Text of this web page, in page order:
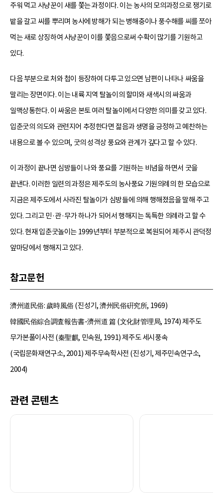
주워 먹고 사냥꾼이 새를 쫓는 과정이다. 이는 농사의 모의과정으로 쟁기로
밭을 갈고 씨를 뿌리며 농사에 방해가 되는 병해충이나 풍수해를 씨를 쪼아
먹는 새로 상징하여 사냥꾼이 이를 쫓음으로써 수확이 많기를 기원하고
있다.
다음 부분으로 처와 첩이 등장하여 다투고 있으면 남편이 나타나 싸움을
말리는 장면이다. 이는 내륙 지역 탈놀이의 할미와 새색시의 싸움과
일맥상통한다. 이 싸움은 본토 여러 탈놀이에서 다양한 의미를 갖고 있다.
입춘굿의 의도와 관련지어 추정한다면 젊음과 생명을 긍정하고 예찬하는
내용으로 볼 수 있으며, 굿의 성격상 풍요와 관계가 깊다고 할 수 있다.
이 과정이 끝나면 심방들이 나와 풍요를 기원하는 비념을 하면서 굿을
끝낸다. 이러한 일련의 과정은 제주도의 농사풍요 기원의례의 한 모습으로
지금은 제주도에서 사라진 탈놀이가 심방들에 의해 행해졌음을 말해 주고
있다. 그리고 민·관·무가 하나가 되어서 행해지는 독특한 의례라고 할 수
있다. 현재 입춘굿놀이는 1999년부터 부분적으로 복원되어 제주시 관덕정
앞마당에서 행해지고 있다.
참고문헌
濟州道民俗: 歲時風俗 (진성기, 濟州民俗硏究所, 1969)
韓國民俗綜合調査報告書-濟州道 篇 (文化財管理局, 1974) 제주도
무가본풀이사전 (秦聖麒, 민속원, 1991) 제주도 세시풍속
(국립문화재연구소, 2001) 제주무속학사전 (진성기, 제주민속연구소,
2004)
관련 콘텐츠